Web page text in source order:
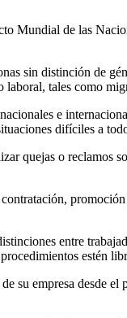
Mundial de las
sin distinción de
laboral, tales como
e
difíciles a
quejas o
entre
estén
empresa desde el